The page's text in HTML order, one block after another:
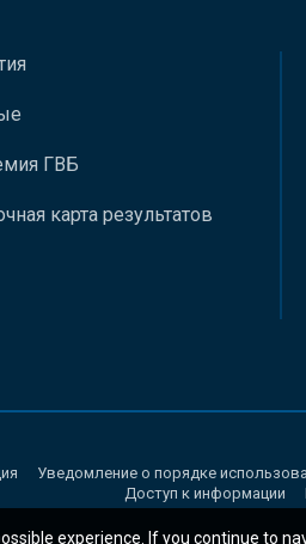
ГВБ
карта результатов
Уведомление о порядке
Доступ к информации
experience. If you continue to